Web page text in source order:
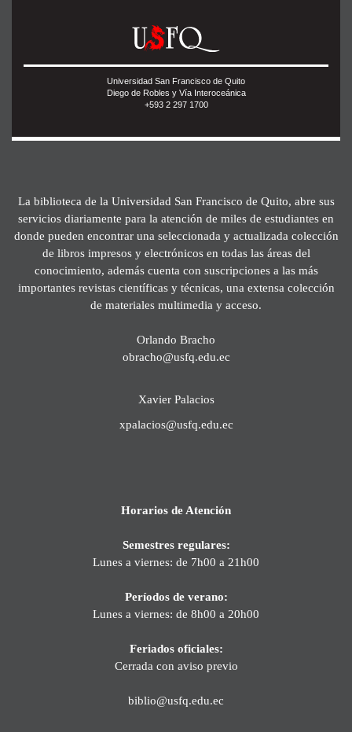
Universidad San Francisco de Quito
Diego de Robles y Vía Interoceánica
+593 2 297 1700
La biblioteca de la Universidad San Francisco de Quito, abre sus
servicios diariamente para la atención de miles de estudiantes en
donde pueden encontrar una seleccionada y actualizada colección
de libros impresos y electrónicos en todas las áreas del
conocimiento, además cuenta con suscripciones a las más
importantes revistas científicas y técnicas, una extensa colección
de materiales multimedia y acceso.
Orlando Bracho
obracho@usfq.edu.ec
Xavier Palacios
xpalacios@usfq.edu.ec
Horarios de Atención
Semestres regulares:
Lunes a viernes: de 7h00 a 21h00
Períodos de verano:
Lunes a viernes: de 8h00 a 20h00
Feriados oficiales:
Cerrada con aviso previo
biblio@usfq.edu.ec